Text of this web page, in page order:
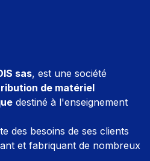
sas, est une société
de matériel
destiné à l'enseignement
des besoins de ses clients
et fabriquant de nombreux